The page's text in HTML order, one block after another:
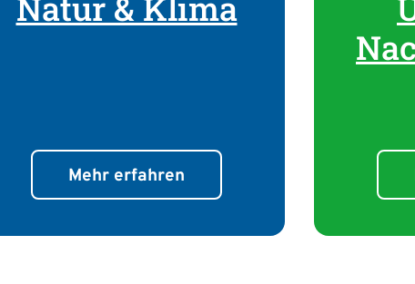
Mehr erfahren